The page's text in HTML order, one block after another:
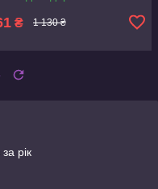
₴ 1 130 ₴
рік